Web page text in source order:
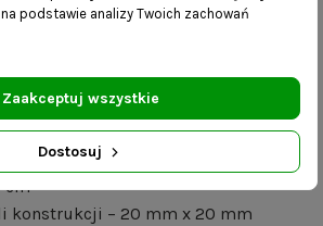
160/180/200 cm
cm
– 45 cm
– 15 cm
cm
konstrukcji – 20 mm x 20 mm
podstawie analizy Twoich zachowań
Dostosuj
Zaakceptuj wszystkie